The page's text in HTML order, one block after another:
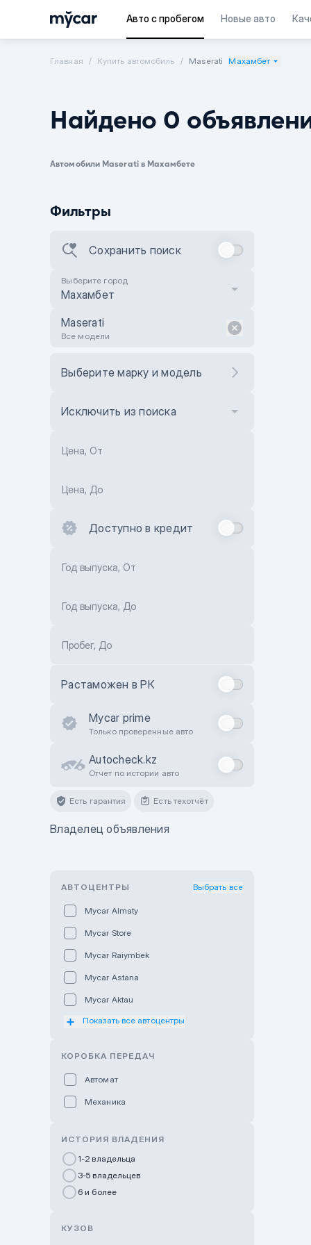
Авто с пробегом Новые авто
Главная Купить автомобиль Maserati Махамбет
Найдено 0
Автомобили Maserati в Махамбете
Фильтры
Сохранить поиск
Выберите город
Махамбет
Maserati
Все модели
Выберите марку и модель
Исключить из поиска
Цена, От
Цена, До
Доступно в кредит
Год выпуска, От
Год выпуска, До
Пробег, До
Растаможен в РК
Mycar prime
Только проверенные авто
Autocheck.kz
Отчет по истории авто
Есть гарантия Есть техотчёт
Владелец объявления
АВТОЦЕНТРЫ Выбрать все
Mycar Almaty
Mycar Store
Mycar Raiymbek
Mycar Astana
Mycar Aktau
Mycar Uralsk
GWM Nurly Zhol
Chery Astana
Показать все автоцентры
КОРОБКА ПЕРЕДАЧ
Автомат
Механика
ИСТОРИЯ ВЛАДЕНИЯ
1-2 владельца
3-5 владельцев
6 и более
КУЗОВ